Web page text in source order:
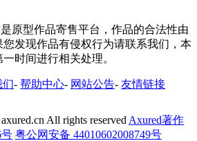
原型作品寄售平台，作品的合法性由
您发现作品有侵权行为请联系我们，本
时间进行相关处理。
们- 帮助中心- 网站公告- 友情链接
All rights reserved Axured著作
号 粤公网安备 44010602008749号